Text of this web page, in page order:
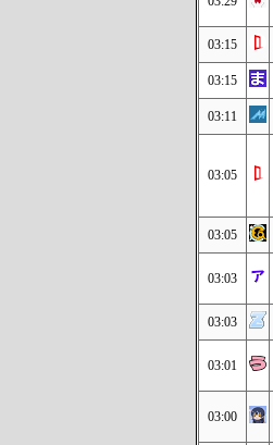
03:15
03:15
03:11
03:05
03:05
03:03
03:03
03:01
03:00